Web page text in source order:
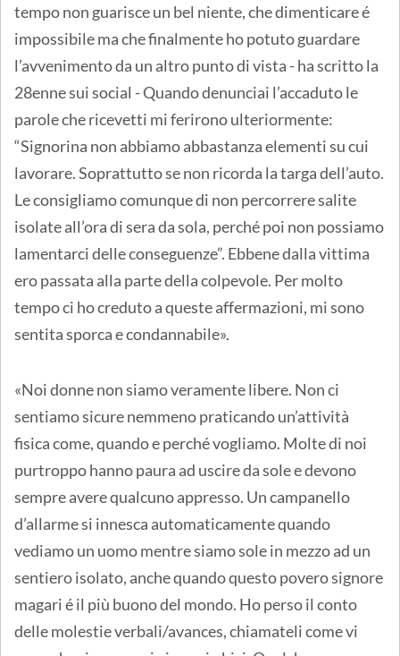
tempo non guarisce un bel niente, che dimenticare é
impossibile ma che finalmente ho potuto guardare
l’avvenimento da un altro punto di vista - ha scritto la
28enne sui social - Quando denunciai l’accaduto le
parole che ricevetti mi ferirono ulteriormente:
“Signorina non abbiamo abbastanza elementi su cui
lavorare. Soprattutto se non ricorda la targa dell’auto.
Le consigliamo comunque di non percorrere salite
isolate all’ora di sera da sola, perché poi non possiamo
lamentarci delle conseguenze”. Ebbene dalla vittima
ero passata alla parte della colpevole. Per molto
tempo ci ho creduto a queste affermazioni, mi sono
sentita sporca e condannabile».
«Noi donne non siamo veramente libere. Non ci
sentiamo sicure nemmeno praticando un’attività
fisica come, quando e perché vogliamo. Molte di noi
purtroppo hanno paura ad uscire da sole e devono
sempre avere qualcuno appresso. Un campanello
d’allarme si innesca automaticamente quando
vediamo un uomo mentre siamo sole in mezzo ad un
sentiero isolato, anche quando questo povero signore
magari é il più buono del mondo. Ho perso il conto
delle molestie verbali/avances, chiamateli come vi